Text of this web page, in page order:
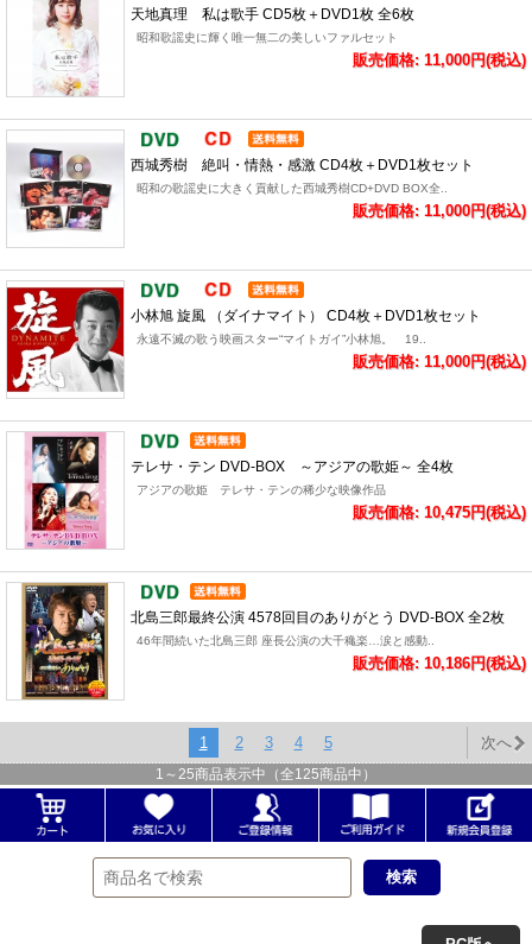
天地真理 私は歌手 CD5枚＋DVD1枚 全6枚
昭和歌謡史に輝く唯一無二の美しいファルセット
販売価格: 11,000円(税込)
西城秀樹 絶叫・情熱・感激 CD4枚＋DVD1枚セット
昭和の歌謡史に大きく貢献した西城秀樹CD+DVD BOX全..
販売価格: 11,000円(税込)
小林旭 旋風 （ダイナマイト） CD4枚＋DVD1枚セット
永遠不滅の歌う映画スター“マイトガイ”小林旭。 19..
販売価格: 11,000円(税込)
テレサ・テン DVD-BOX ～アジアの歌姫～ 全4枚
アジアの歌姫 テレサ・テンの稀少な映像作品
販売価格: 10,475円(税込)
北島三郎最終公演 4578回目のありがとう DVD-BOX 全2枚
46年間続いた北島三郎 座長公演の大千穐楽…涙と感動..
販売価格: 10,186円(税込)
1 2 3 4 5 次へ
1 ～ 25商品表示中（全125商品中）